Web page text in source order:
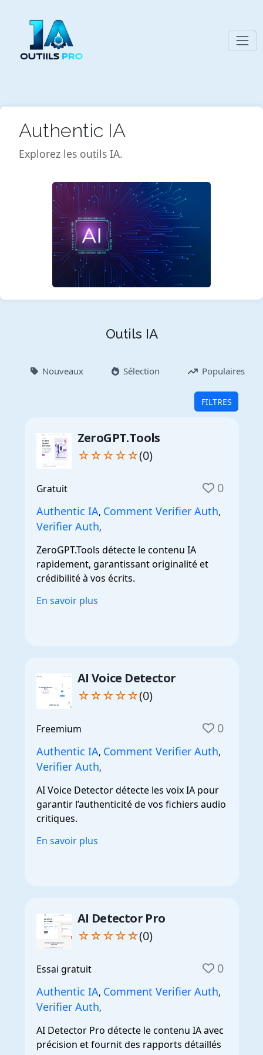
Authentic IA
Explorez les outils IA.
Outils IA
Nouveaux Sélection Populaires
FILTRES
ZeroGPT.Tools
☆☆☆☆☆(0)
Gratuit 0
Authentic IA, Comment Verifier Auth,
Verifier Auth,
ZeroGPT.Tools détecte le contenu IA
rapidement, garantissant originalité et
crédibilité à vos écrits.
En savoir plus
AI Voice Detector
☆☆☆☆☆(0)
Freemium 0
Authentic IA, Comment Verifier Auth,
Verifier Auth,
AI Voice Detector détecte les voix IA pour
garantir l’authenticité de vos fichiers audio
critiques.
En savoir plus
AI Detector Pro
☆☆☆☆☆(0)
Essai gratuit 0
Authentic IA, Comment Verifier Auth,
Verifier Auth,
AI Detector Pro détecte le contenu IA avec
précision et fournit des rapports détaillés